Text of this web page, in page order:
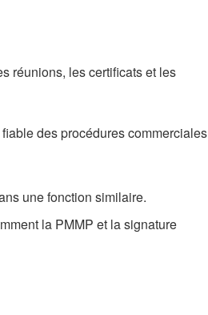
réunions, les certificats et les
des procédures commerciales
une fonction similaire.
la PMMP et la signature